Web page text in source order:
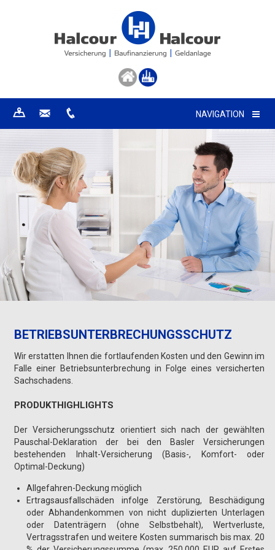
NAVIGATION
BETRIEBSUNTERBRECHUNGSSCHUTZ
Wir erstatten Ihnen die fortlaufenden Kosten und den Gewinn im
Falle einer Betriebsunterbrechung in Folge eines versicherten
Sachschadens.
PRODUKTHIGHLIGHTS
Der Versicherungsschutz orientiert sich nach der gewählten
Pauschal-Deklaration der bei den Basler Versicherungen
bestehenden Inhalt-Versicherung (Basis-, Komfort- oder
Optimal-Deckung)
Allgefahren-Deckung möglich
Ertragsausfallschäden infolge Zerstörung, Beschädigung
oder Abhandenkommen von nicht duplizierten Unterlagen
oder Datenträgern (ohne Selbstbehalt), Wertverluste,
Vertragsstrafen und weitere Kosten summarisch bis max. 20